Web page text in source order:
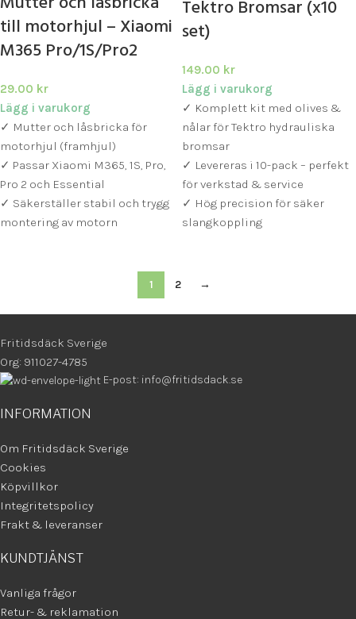
till motorhjul – Xiaomi
M365 Pro/1S/Pro2
29.00 kr
Lägg i varukorg
✓ Mutter och låsbricka för
motorhjul (framhjul)
✓ Passar Xiaomi M365, 1S, Pro,
Pro 2 och Essential
✓ Säkerställer stabil och trygg
montering av motorn
Tektro Bromsar (x10
set)
149.00 kr
Lägg i varukorg
✓ Komplett kit med olives &
nålar för Tektro hydrauliska
bromsar
✓ Levereras i 10-pack – perfekt
för verkstad & service
✓ Hög precision för säker
slangkoppling
1 2 →
Fritidsdäck Sverige
Org: 911027-4785
E-post: info@fritidsdack.se
INFORMATION
Om Fritidsdäck Sverige
Cookies
Köpvillkor
Integritetspolicy
Frakt & leveranser
KUNDTJÄNST
Vanliga frågor
Retur- & reklamation